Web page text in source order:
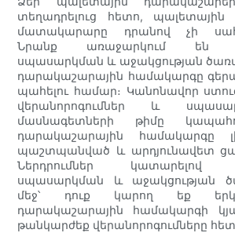
տեղադրելուց հետո, պալետային
մատակարարը դրանով չի
Նրանք առաջարկում են
սպասարկման և աջակցության
դարակաշարային համակարգը
պահելու համար։ Կանոնավոր
վերանորոգումներ և
մասնագետների թիմը
դարակաշարային համակարգը
պաշտպանված և արդյունավետ
Ներդրումներ կատարելով
սպասարկման և աջակցության
մեջ՝ դուք կարող եք
դարակաշարային համակարգի
թանկարժեք վերանորոգումները